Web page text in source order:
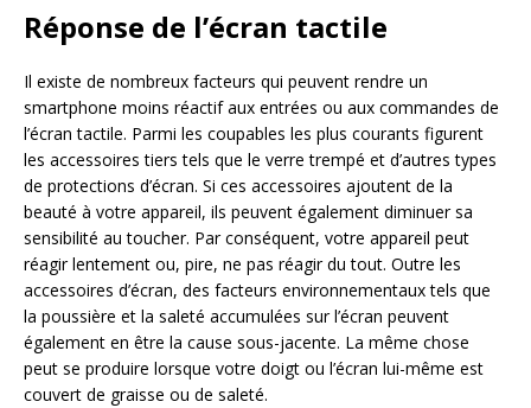
Réponse de l’écran tactile
Il existe de nombreux facteurs qui peuvent rendre un
smartphone moins réactif aux entrées ou aux commandes de
l’écran tactile. Parmi les coupables les plus courants figurent
les accessoires tiers tels que le verre trempé et d’autres types
de protections d’écran. Si ces accessoires ajoutent de la
beauté à votre appareil, ils peuvent également diminuer sa
sensibilité au toucher. Par conséquent, votre appareil peut
réagir lentement ou, pire, ne pas réagir du tout. Outre les
accessoires d’écran, des facteurs environnementaux tels que
la poussière et la saleté accumulées sur l’écran peuvent
également en être la cause sous-jacente. La même chose
peut se produire lorsque votre doigt ou l’écran lui-même est
couvert de graisse ou de saleté.